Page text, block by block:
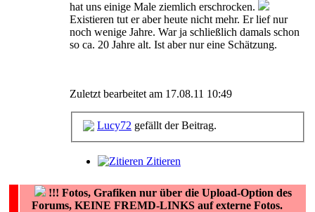
hat uns einige Male ziemlich erschrocken.
Existieren tut er aber heute nicht mehr. Er lief nur
noch wenige Jahre. War ja schließlich damals schon
so ca. 20 Jahre alt. Ist aber nur eine Schätzung.
Zuletzt bearbeitet am 17.08.11 10:49
Lucy72 gefällt der Beitrag.
Zitieren
!!! Fotos, Grafiken nur über die Upload-Option des
Forums, KEINE FREMD-LINKS auf externe Fotos.